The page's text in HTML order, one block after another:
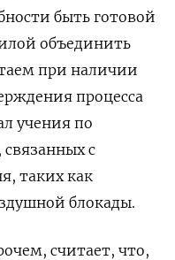
быть готовой
объединить
при наличии
процесса
учения по
связанных с
таких как
блокады.
считает, что,